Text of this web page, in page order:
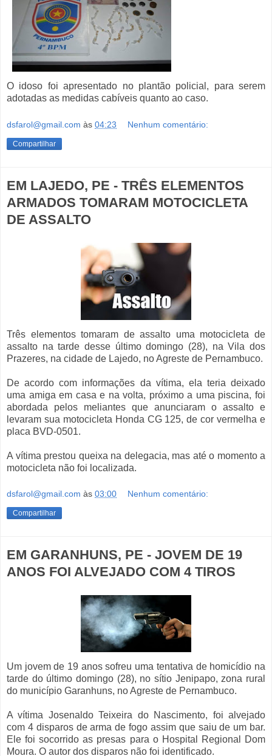
O idoso foi apresentado no plantão policial, para serem
adotadas as medidas cabíveis quanto ao caso.
dsfarol@gmail.com às 04:23 Nenhum comentário:
Compartilhar
EM LAJEDO, PE - TRÊS ELEMENTOS
ARMADOS TOMARAM MOTOCICLETA
DE ASSALTO
Três elementos tomaram de assalto uma motocicleta de
assalto na tarde desse último domingo (28), na Vila dos
Prazeres, na cidade de Lajedo, no Agreste de Pernambuco.
De acordo com informações da vítima, ela teria deixado
uma amiga em casa e na volta, próximo a uma piscina, foi
abordada pelos meliantes que anunciaram o assalto e
levaram sua motocicleta Honda CG 125, de cor vermelha e
placa BVD-0501.
A vítima prestou queixa na delegacia, mas até o momento a
motocicleta não foi localizada.
dsfarol@gmail.com às 03:00 Nenhum comentário:
Compartilhar
EM GARANHUNS, PE - JOVEM DE 19
ANOS FOI ALVEJADO COM 4 TIROS
Um jovem de 19 anos sofreu uma tentativa de homicídio na
tarde do último domingo (28), no sítio Jenipapo, zona rural
do município Garanhuns, no Agreste de Pernambuco.
A vítima Josenaldo Teixeira do Nascimento, foi alvejado
com 4 disparos de arma de fogo assim que saiu de um bar.
Ele foi socorrido as presas para o Hospital Regional Dom
Moura. O autor dos disparos não foi identificado.